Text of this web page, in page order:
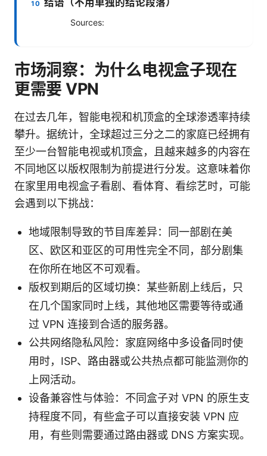
Sources:
市场洞察：为什么电视盒子现在
更需要 VPN
在过去几年，智能电视和机顶盒的全球渗透率持续
攀升。据统计，全球超过三分之二的家庭已经拥有
至少一台智能电视或机顶盒，且越来越多的内容在
不同地区以版权限制为前提进行分发。这意味着你
在家里用电视盒子看剧、看体育、看综艺时，可能
会遇到以下挑战：
地域限制导致的节目库差异：同一部剧在美
区、欧区和亚区的可用性完全不同，部分剧集
在你所在地区不可观看。
版权到期后的区域切换：某些新剧上线后，只
在几个国家同时上线，其他地区需要等待或通
过 VPN 连接到合适的服务器。
公共网络隐私风险：家庭网络中多设备同时使
用时，ISP、路由器或公共热点都可能监测你的
上网活动。
设备兼容性与体验：不同盒子对 VPN 的原生支
持程度不同，有些盒子可以直接安装 VPN 应
用，有些则需要通过路由器或 DNS 方案实现。